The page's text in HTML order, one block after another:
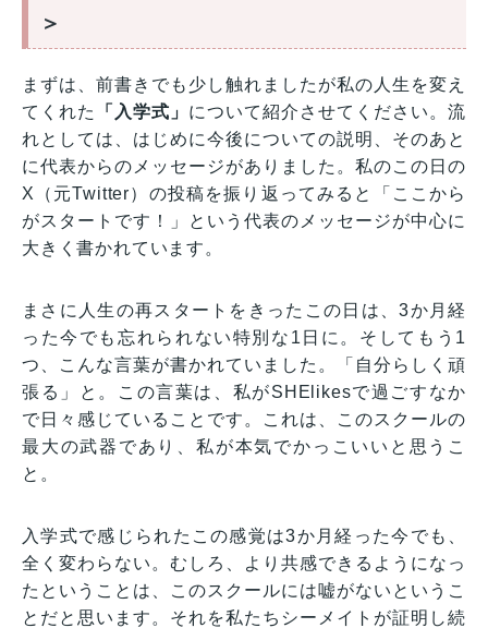
＞
まずは、前書きでも少し触れましたが私の人生を変え
てくれた
「入学式」 について紹介させてください。流
れとしては、はじめに今後についての説明、そのあと
に代表からのメッセージがありました。私のこの日の
X（元Twitter）の投稿を振り返ってみると「ここから
がスタートです！」という代表のメッセージが中心に
大きく書かれています。
まさに人生の再スタートをきったこの日は、3か月経
った今でも忘れられない特別な1日に。そしてもう1
つ、こんな言葉が書かれていました。「自分らしく頑
張る」と。この言葉は、私がSHElikesで過ごすなか
で日々感じていることです。これは、このスクールの
最大の武器であり、私が本気でかっこいいと思うこ
と。
入学式で感じられたこの感覚は3か月経った今でも、
全く変わらない。むしろ、より共感できるようになっ
たということは、このスクールには嘘がないというこ
とだと思います。それを私たちシーメイトが証明し続